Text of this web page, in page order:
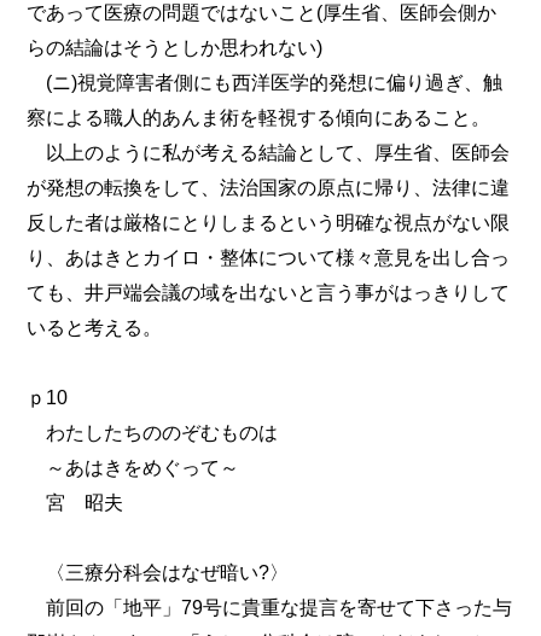
であって医療の問題ではないこと(厚生省、医師会側か
らの結論はそうとしか思われない)
(ニ)視覚障害者側にも西洋医学的発想に偏り過ぎ、触
察による職人的あんま術を軽視する傾向にあること。
以上のように私が考える結論として、厚生省、医師会
が発想の転換をして、法治国家の原点に帰り、法律に違
反した者は厳格にとりしまるという明確な視点がない限
り、あはきとカイロ・整体について様々意見を出し合っ
ても、井戸端会議の域を出ないと言う事がはっきりして
いると考える。
ｐ10
わたしたちののぞむものは
～あはきをめぐって～
宮 昭夫
〈三療分科会はなぜ暗い?〉
前回の「地平」79号に貴重な提言を寄せて下さった与